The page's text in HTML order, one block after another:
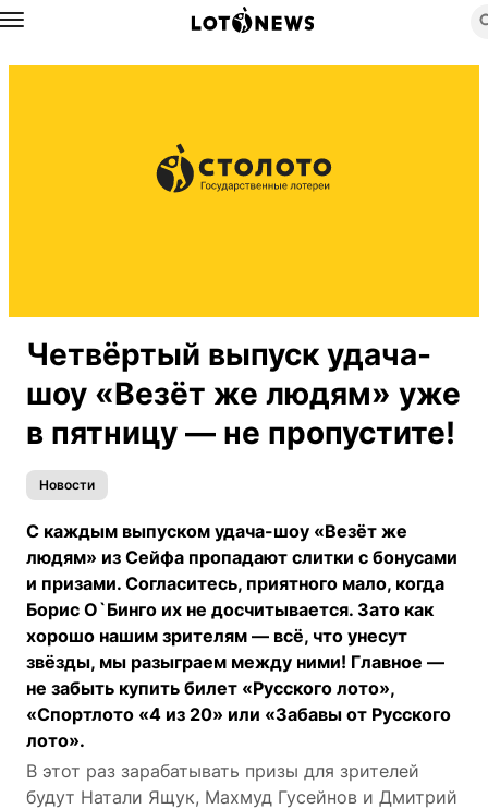
Назад
Четвёртый выпуск удача-
шоу «Везёт же людям» уже
в пятницу — не пропустите!
Новости
С каждым выпуском удача-шоу «Везёт же
людям» из Сейфа пропадают слитки с бонусами
и призами. Согласитесь, приятного мало, когда
Борис О`Бинго их не досчитывается. Зато как
хорошо нашим зрителям — всё, что унесут
звёзды, мы разыграем между ними! Главное —
не забыть купить билет «Русского лото»,
«Спортлото «4 из 20» или «Забавы от Русского
лото».
В этот раз зарабатывать призы для зрителей
будут Натали Ящук, Махмуд Гусейнов и Дмитрий